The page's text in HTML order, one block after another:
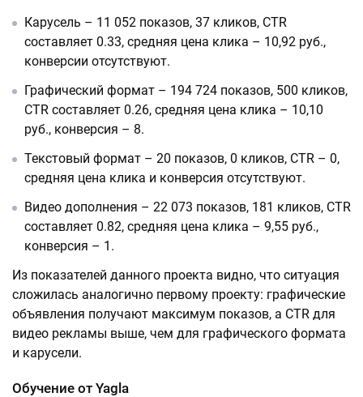
Карусель – 11 052 показов, 37 кликов, CTR
составляет 0.33, средняя цена клика – 10,92 руб.,
конверсии отсутствуют.
Графический формат – 194 724 показов, 500 кликов,
CTR составляет 0.26, средняя цена клика – 10,10
руб., конверсия – 8.
Текстовый формат – 20 показов, 0 кликов, CTR – 0,
средняя цена клика и конверсия отсутствуют.
Видео дополнения – 22 073 показов, 181 кликов, CTR
составляет 0.82, средняя цена клика – 9,55 руб.,
конверсия – 1.
Из показателей данного проекта видно, что ситуация
сложилась аналогично первому проекту: графические
объявления получают максимум показов, а CTR для
видео рекламы выше, чем для графического формата
и карусели.
Обучение от Yagla